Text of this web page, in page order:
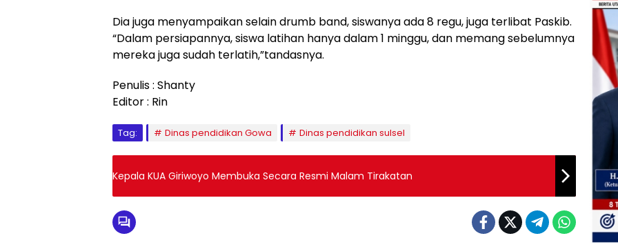
Dia juga menyampaikan selain drumb band, siswanya ada 8 regu, juga terlibat Paskib.
“Dalam persiapannya, siswa latihan hanya dalam 1 minggu, dan memang sebelumnya
mereka juga sudah terlatih,”tandasnya.
Penulis : Shanty
Editor : Rin
Tag: Dinas pendidikan Gowa Dinas pendidikan sulsel
Kepala KUA Giriwoyo Membuka Secara Resmi Malam Tirakatan